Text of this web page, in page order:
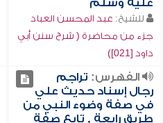
عليه وسلم
للشيخ: عبد المحسن العباد
جزء من محاضرة ( شرح سنن أبي
داود [021])
الفهرس: تراجم
رجال إسناد حديث علي
في صفة وضوء النبي من
طريق رابعة , تابع صفة